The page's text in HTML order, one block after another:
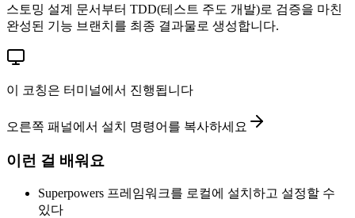
스토밍 설계 문서부터 TDD(테스트 주도 개발)로 검증을 마친
완성된 기능 브랜치를 최종 결과물로 생성합니다.
이 코칭은 터미널에서 진행됩니다
오른쪽 패널에서 설치 명령어를 복사하세요
이런 걸 배워요
Superpowers 프레임워크를 로컬에 설치하고 설정할 수
있다